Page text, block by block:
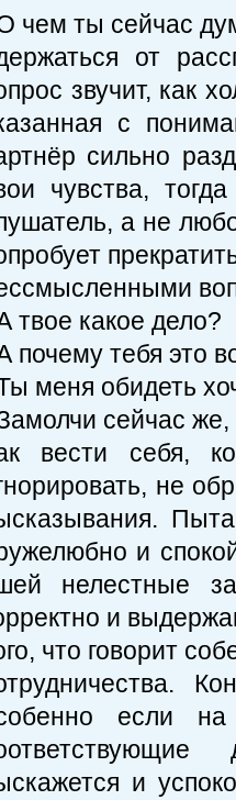
чем ты сейчас
от
звучит, как
с
сильно
чувства,
а не
твое какое дело?
почему тебя это
меня обидеть
сейчас
вести себя,
не
и
нелестные
и
что говорит
если
и